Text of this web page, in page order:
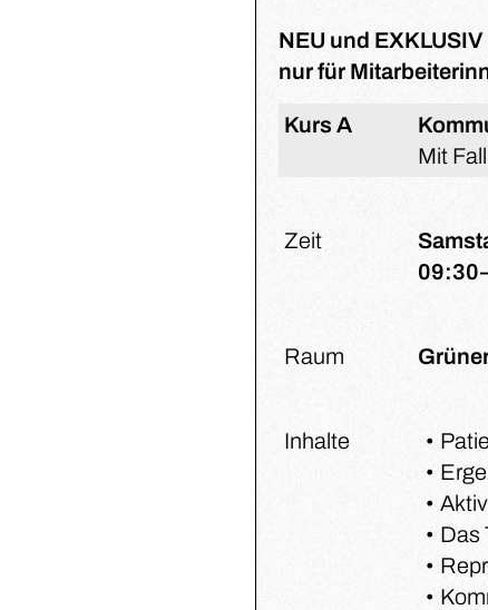
NEU und EXKLUSIV
nur für
Kurs A
Mit
Zeit
Raum
Inhalte
Das